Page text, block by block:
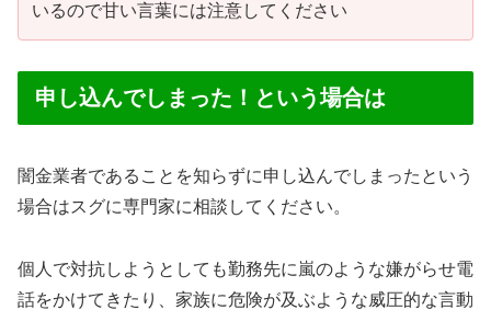
いるので甘い言葉には注意してください
申し込んでしまった！という場合は
闇金業者であることを知らずに申し込んでしまったという
場合はスグに専門家に相談してください。
個人で対抗しようとしても勤務先に嵐のような嫌がらせ電
話をかけてきたり、家族に危険が及ぶような威圧的な言動